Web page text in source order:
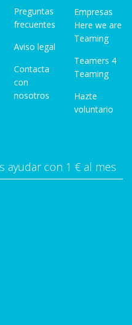
Preguntas
frecuentes
Aviso legal
Contacta
con
nosotros
Empresas
Here we are
Teaming
Teamers 4
Teaming
Hazte
voluntario
ayudar con 1 € al mes